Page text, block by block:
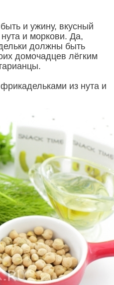
и ужину, вкусный
и моркови. Да,
должны быть
домочадцев лёгким
из нута и